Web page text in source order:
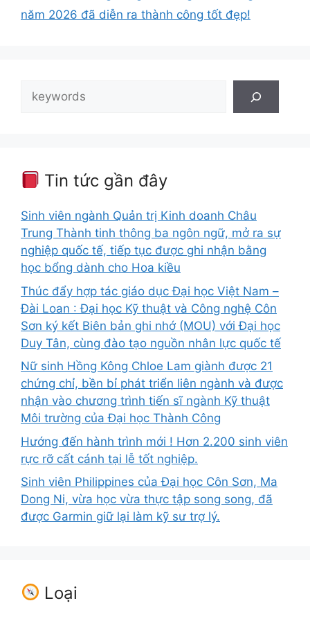
năm 2026 đã diễn ra thành công tốt đẹp!
Tìm
kiếm
Tin tức gần đây
Sinh viên ngành Quản trị Kinh doanh Châu
Trung Thành tinh thông ba ngôn ngữ, mở ra sự
nghiệp quốc tế, tiếp tục được ghi nhận bằng
học bổng dành cho Hoa kiều
Thúc đẩy hợp tác giáo dục Đại học Việt Nam –
Đài Loan : Đại học Kỹ thuật và Công nghệ Côn
Sơn ký kết Biên bản ghi nhớ (MOU) với Đại học
Duy Tân, cùng đào tạo nguồn nhân lực quốc tế
Nữ sinh Hồng Kông Chloe Lam giành được 21
chứng chỉ, bền bỉ phát triển liên ngành và được
nhận vào chương trình tiến sĩ ngành Kỹ thuật
Môi trường của Đại học Thành Công
Hướng đến hành trình mới ! Hơn 2.200 sinh viên
rực rỡ cất cánh tại lễ tốt nghiệp.
Sinh viên Philippines của Đại học Côn Sơn, Ma
Dong Ni, vừa học vừa thực tập song song, đã
được Garmin giữ lại làm kỹ sư trợ lý.
Loại